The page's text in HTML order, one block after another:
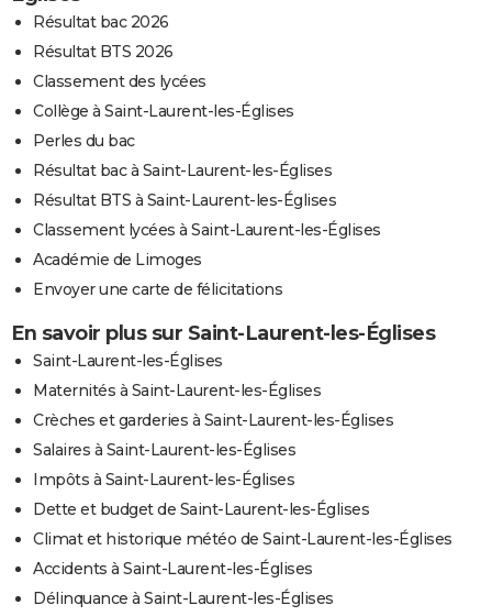
Résultat bac 2026
Résultat BTS 2026
Classement des lycées
Collège à Saint-Laurent-les-Églises
Perles du bac
Résultat bac à Saint-Laurent-les-Églises
Résultat BTS à Saint-Laurent-les-Églises
Classement lycées à Saint-Laurent-les-Églises
Académie de Limoges
Envoyer une carte de félicitations
En savoir plus sur Saint-Laurent-les-Églises
Saint-Laurent-les-Églises
Maternités à Saint-Laurent-les-Églises
Crèches et garderies à Saint-Laurent-les-Églises
Salaires à Saint-Laurent-les-Églises
Impôts à Saint-Laurent-les-Églises
Dette et budget de Saint-Laurent-les-Églises
Climat et historique météo de Saint-Laurent-les-Églises
Accidents à Saint-Laurent-les-Églises
Délinquance à Saint-Laurent-les-Églises